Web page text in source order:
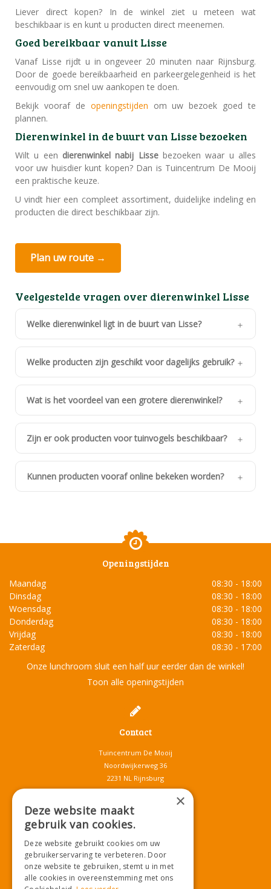
Liever direct kopen? In de winkel ziet u meteen wat
beschikbaar is en kunt u producten direct meenemen.
Goed bereikbaar vanuit Lisse
Vanaf Lisse rijdt u in ongeveer 20 minuten naar Rijnsburg.
Door de goede bereikbaarheid en parkeergelegenheid is het
eenvoudig om snel uw aankopen te doen.
Bekijk vooraf de openingstijden om uw bezoek goed te
plannen.
Dierenwinkel in de buurt van Lisse bezoeken
Wilt u een dierenwinkel nabij Lissebezoeken waar u alles
voor uw huisdier kunt kopen? Dan is Tuincentrum De Mooij
een praktische keuze.
U vindt hier een compleet assortiment, duidelijke indeling en
producten die direct beschikbaar zijn.
Plan uw route →
Veelgestelde vragen over dierenwinkel Lisse
Welke dierenwinkel ligt in de buurt van Lisse?
Welke producten zijn geschikt voor dagelijks gebruik?
Wat is het voordeel van een grotere dierenwinkel?
Zijn er ook producten voor tuinvogels beschikbaar?
Kunnen producten vooraf online bekeken worden?
Openingstijden
Maandag
08:30 - 18:00
Dinsdag
08:30 - 18:00
Woensdag
08:30 - 18:00
Donderdag
08:30 - 18:00
Vrijdag
08:30 - 18:00
Zaterdag
08:30 - 17:00
Onze lunchroom sluit een half uur eerder dan de winkel!
Toon alle openingstijden
Contact
Tuincentrum De Mooij
Noordwijkerweg 36
2231 NL Rijnsburg
T.071-4080959
info@tuincentrumdemooij.nl
Download onze App!
×
Deze website maakt
gebruik van cookies.
Deze website gebruikt cookies om uw
gebruikerservaring te verbeteren. Door
onze website te gebruiken, stemt u in met
alle cookies in overeenstemming met ons